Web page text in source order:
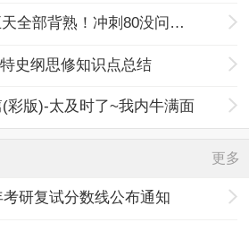
最强政治结构图！五天全部背熟！冲刺80没问题！
史纲思修知识点总结
彩版)-太及时了~我内牛满面
更多
研复试分数线公布通知